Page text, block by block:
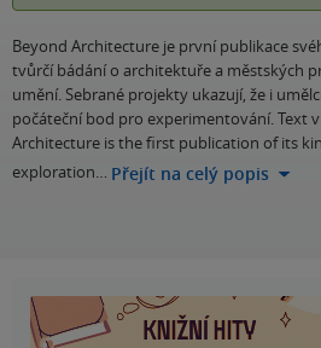
Beyond Architecture je první publikace
tvůrčí bádání o architektuře a městských
umění. Sebrané projekty ukazují, že i
počáteční bod pro experimentování. Text
Architecture is the first publication of its
exploration… Přejít na celý popis